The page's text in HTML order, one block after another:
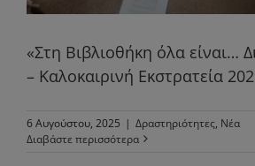
«Στη Βιβλιοθήκη όλα είναι…
– Καλοκαιρινή Εκστρατεία
6 Αυγούστου, 2025 | Δραστηριότητες, Νέα
Διαβάστε περισσότερα